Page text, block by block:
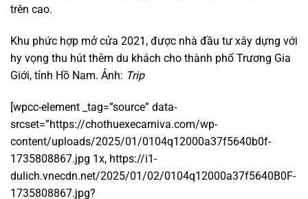
trên cao.
Khu phức hợp mở cửa 2021, được nhà đầu tư xây dựng với
hy vọng thu hút thêm du khách cho thành phố Trương Gia
Giới, tỉnh Hồ Nam. Ảnh: Trip
[wpcc-element _tag=”source” data-
srcset=”https://chothuexecarniva.com/wp-
content/uploads/2025/01/0104q12000a37f5640b0f-
1735808867.jpg 1x, https://i1-
dulich.vnecdn.net/2025/01/02/0104q12000a37f5640B0F-
1735808867.jpg?